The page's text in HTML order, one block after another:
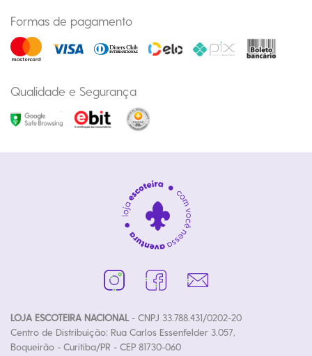
Formas de pagamento
Qualidade e Segurança
LOJA ESCOTEIRA NACIONAL- CNPJ 33.788.431/0202-20
Centro de Distribuição: Rua Carlos Essenfelder 3.057,
Boqueirão - Curitiba/PR - CEP 81730-060